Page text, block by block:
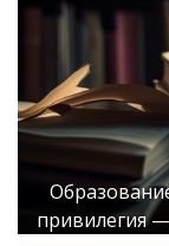
привилегия